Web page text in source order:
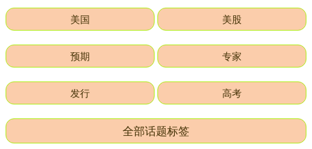
美国 美股
预期 专家
发行 高考
全部话题标签